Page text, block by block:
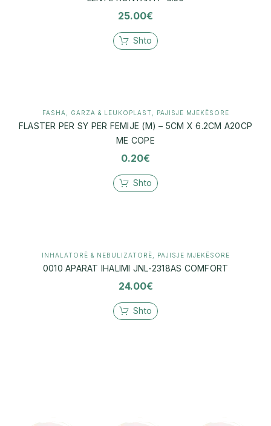
25.00€
Shto
FASHA, GARZA & LEUKOPLAST PAJISJE MJEKËSORE
FLASTER PER SY PER FEMIJE (M) – 5CM X 6.2CM A20CP
ME COPE
0.20€
Shto
INHALATORË & NEBULIZATORË PAJISJE MJEKËSORE
0010 APARAT IHALIMI JNL-2318AS COMFORT
24.00€
Shto